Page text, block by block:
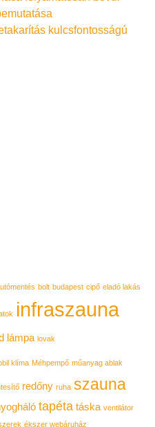
kulcsfontosságú
bolt budapest cipő eladó lakás
infraszauna
lámpa lovak
klíma Méhpempő műanyag ablak
redőny ruha szauna
tapéta táska ventilátor
ékszer webáruház